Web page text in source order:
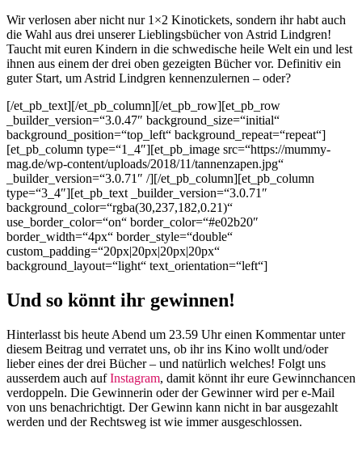
Wir verlosen aber nicht nur 1×2 Kinotickets, sondern ihr habt auch
die Wahl aus drei unserer Lieblingsbücher von Astrid Lindgren!
Taucht mit euren Kindern in die schwedische heile Welt ein und lest
ihnen aus einem der drei oben gezeigten Bücher vor. Definitiv ein
guter Start, um Astrid Lindgren kennenzulernen – oder?
[/et_pb_text][/et_pb_column][/et_pb_row][et_pb_row
_builder_version=“3.0.47″ background_size=“initial“
background_position=“top_left“ background_repeat=“repeat“]
[et_pb_column type=“1_4″][et_pb_image src=“https://mummy-
mag.de/wp-content/uploads/2018/11/tannenzapen.jpg“
_builder_version=“3.0.71″ /][/et_pb_column][et_pb_column
type=“3_4″][et_pb_text _builder_version=“3.0.71″
background_color=“rgba(30,237,182,0.21)“
use_border_color=“on“ border_color=“#e02b20″
border_width=“4px“ border_style=“double“
custom_padding=“20px|20px|20px|20px“
background_layout=“light“ text_orientation=“left“]
Und so könnt ihr gewinnen!
Hinterlasst bis heute Abend um 23.59 Uhr einen Kommentar unter
diesem Beitrag und verratet uns, ob ihr ins Kino wollt und/oder
lieber eines der drei Bücher – und natürlich welches! Folgt uns
ausserdem auch aufInstagram, damit könnt ihr eure Gewinnchancen
verdoppeln. Die Gewinnerin oder der Gewinner wird per e-Mail
von uns benachrichtigt. Der Gewinn kann nicht in bar ausgezahlt
werden und der Rechtsweg ist wie immer ausgeschlossen.